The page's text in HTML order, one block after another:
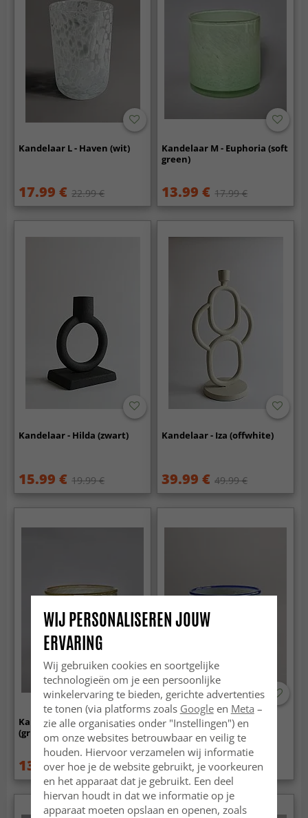
Kandelaar L - Haven (wit)
17.99 € 22.99 €
Kandelaar M - Euphoria (soft
green)
13.99 € 17.99 €
Kandelaar - Hilda (zwart)
15.99 € 19.99 €
Kandelaar - Iza (offwhite)
39.99 € 49.99 €
Kandelaar M - Harmony
(grijs/amber)
13.99 € 17.99 €
Kandelaar M - Harmony
(grijs/blauw)
8.99 € 17.99 €
WIJ PERSONALISEREN JOUW
ERVARING
Wij gebruiken cookies en soortgelijke
technologieën om je een persoonlijke
winkelervaring te bieden, gerichte advertenties
te tonen (via platforms zoals Googleen Meta –
zie alle organisaties onder "Instellingen") en
om onze websites betrouwbaar en veilig te
houden. Hiervoor verzamelen wij informatie
over hoe je de website gebruikt, je voorkeuren
en het apparaat dat je gebruikt. Een deel
hiervan houdt in dat we informatie op je
apparaat moeten opslaan en openen, zoals